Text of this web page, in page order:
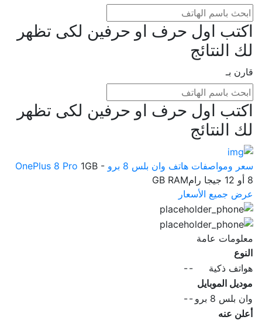
اكتب اول حرف او حرفين لكى تظهر
لك النتائج
قارن بـ
اكتب اول حرف او حرفين لكى تظهر
لك النتائج
سعر ومواصفات هاتف وان بلس 8 برو OnePlus 8 Pro
1GB -
8 أو 12 جيجا رامGB RAM
عرض جميع الأسعار
معلومات عامة
النوع
هواتف ذكية
-
-
موديل الموبايل
وان بلس 8 برو
-
-
أعلن عنه